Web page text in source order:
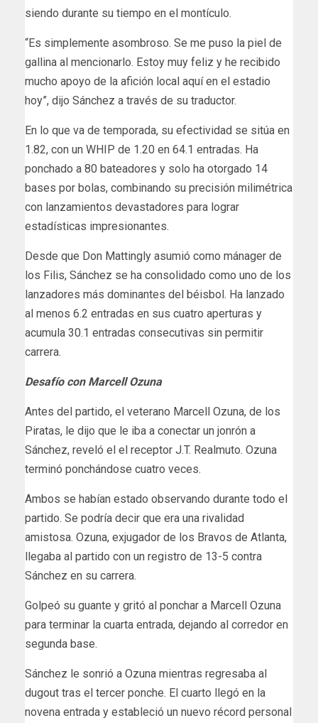
siendo durante su tiempo en el montículo.
“Es simplemente asombroso. Se me puso la piel de
gallina al mencionarlo. Estoy muy feliz y he recibido
mucho apoyo de la afición local aquí en el estadio
hoy”, dijo Sánchez a través de su traductor.
En lo que va de temporada, su efectividad se sitúa en
1.82, con un WHIP de 1.20 en 64.1 entradas. Ha
ponchado a 80 bateadores y solo ha otorgado 14
bases por bolas, combinando su precisión milimétrica
con lanzamientos devastadores para lograr
estadísticas impresionantes.
Desde que Don Mattingly asumió como mánager de
los Filis, Sánchez se ha consolidado como uno de los
lanzadores más dominantes del béisbol. Ha lanzado
al menos 6.2 entradas en sus cuatro aperturas y
acumula 30.1 entradas consecutivas sin permitir
carrera.
Desafío con Marcell Ozuna
Antes del partido, el veterano Marcell Ozuna, de los
Piratas, le dijo que le iba a conectar un jonrón a
Sánchez, reveló el el receptor J.T. Realmuto. Ozuna
terminó ponchándose cuatro veces.
Ambos se habían estado observando durante todo el
partido. Se podría decir que era una rivalidad
amistosa. Ozuna, exjugador de los Bravos de Atlanta,
llegaba al partido con un registro de 13-5 contra
Sánchez en su carrera.
Golpeó su guante y gritó al ponchar a Marcell Ozuna
para terminar la cuarta entrada, dejando al corredor en
segunda base.
Sánchez le sonrió a Ozuna mientras regresaba al
dugout tras el tercer ponche. El cuarto llegó en la
novena entrada y estableció un nuevo récord personal